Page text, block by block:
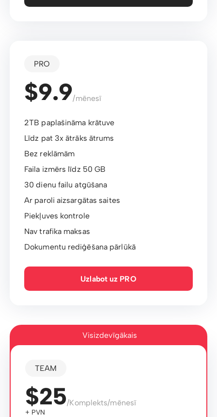
PRO
$9.9/mēnesī
2TB paplašināma krātuve
Līdz pat 3x ātrāks ātrums
Bez reklāmām
Faila izmērs līdz 50 GB
30 dienu failu atgūšana
Ar paroli aizsargātas saites
Piekļuves kontrole
Nav trafika maksas
Dokumentu rediģēšana pārlūkā
Uzlabot uz PRO
Visizdevīgākais
TEAM
$25/Komplekts/mēnesī
+ PVN